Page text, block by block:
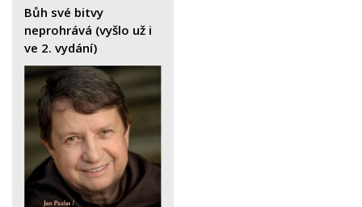
Bůh své bitvy
neprohrává (vyšlo už i
ve 2. vydání)